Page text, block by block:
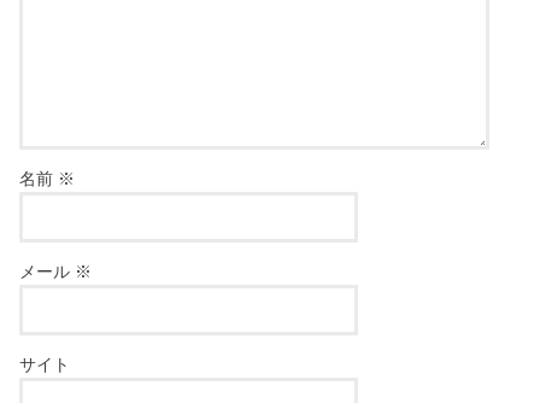
名前 ※
メール ※
サイト